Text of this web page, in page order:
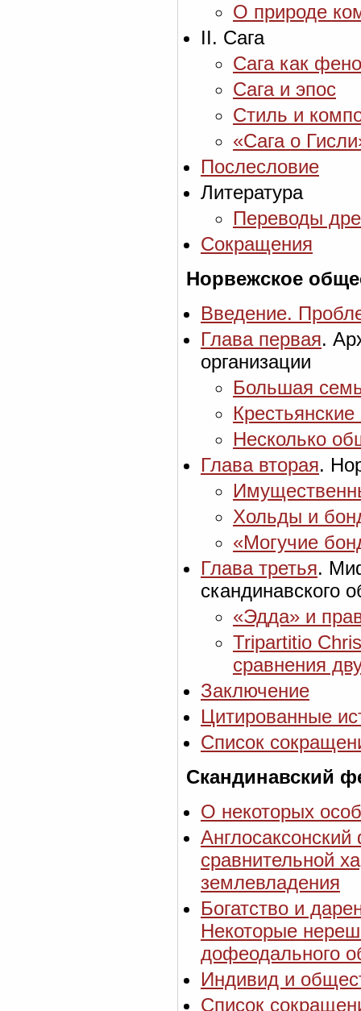
О природе
II. Сага
Сага как
Сага и эпос
Стиль и
«Сага о
Послесловие
Литература
Переводы
Сокращения
Норвежское
Введение.
Глава первая.
организации
Большая
Несколько
Глава вторая.
Хольды и
«Могучие
Глава третья.
скандинавского
«Эдда» и
Tripartitio
сравнения
Заключение
Цитированные
Список
Скандинавский
О некоторых
сравнительной
землевладения
Богатство и
Некоторые
дофеодального
Индивид и
Список